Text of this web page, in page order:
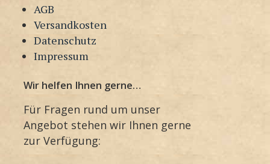
AGB
Versandkosten
Datenschutz
Impressum
Wir helfen Ihnen gerne…
Für Fragen rund um unser
Angebot stehen wir Ihnen gerne
zur Verfügung: